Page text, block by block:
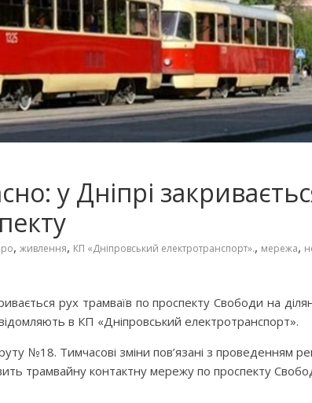
у Дніпрі
, живлення, КП «Дніпровський електротранспорт»., мережа,
рух трамваїв по проспекту Свободи на
в КП «Дніпровський електротранспорт».
№18. Тимчасові зміни пов’язані з проведенням
трамвайну контактну мережу по проспекту